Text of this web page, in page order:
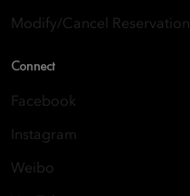
Modify/Cancel Reservation
Connect
Facebook
Instagram
Weibo